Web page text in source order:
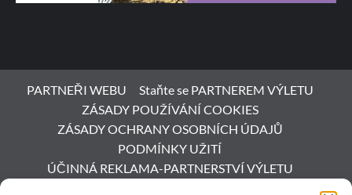
PARTNEŘI WEBU
Staňte se PARTNEREM VÝLETU
ZÁSADY POUŽÍVÁNÍ COOKIES
ZÁSADY OCHRANY OSOBNÍCH ÚDAJŮ
PODMÍNKY UŽITÍ
ÚČINNÁ REKLAMA-PARTNERSTVÍ VÝLETU